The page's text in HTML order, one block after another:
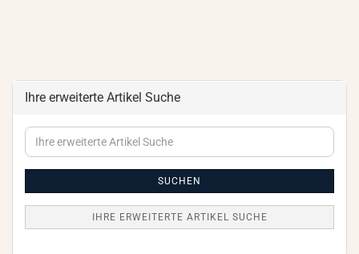
Ihre erweiterte Artikel Suche
Ihre
erweiterte
Artikel
SUCHEN
IHRE ERWEITERTE ARTIKEL SUCHE